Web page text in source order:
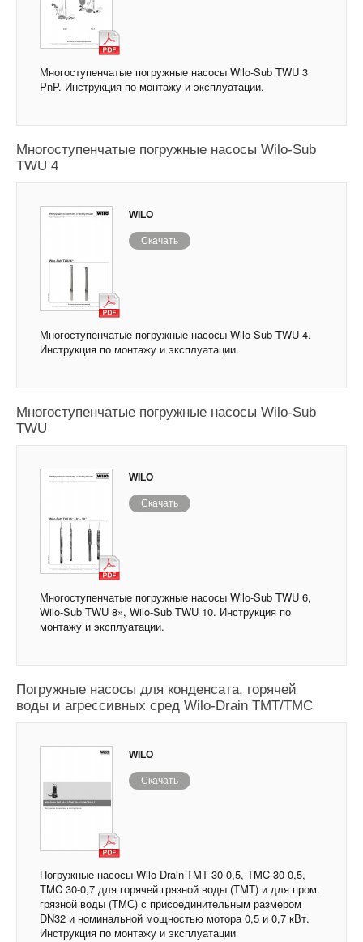
Многоступенчатые погружные насосы Wilo-Sub TWU 3
PnP. Инструкция по монтажу и эксплуатации.
Многоступенчатые погружные насосы Wilo-Sub
TWU 4
WILO
Скачать
Многоступенчатые погружные насосы Wilo-Sub TWU 4.
Инструкция по монтажу и эксплуатации.
Многоступенчатые погружные насосы Wilo-Sub
TWU
WILO
Скачать
Многоступенчатые погружные насосы Wilo-Sub TWU 6,
Wilo-Sub TWU 8», Wilo-Sub TWU 10. Инструкция по
монтажу и эксплуатации.
Погружные насосы для конденсата, горячей
воды и агрессивных сред Wilo-Drain TMT/TMC
WILO
Скачать
Погружные насосы Wilo-Drain-TMT 30-0,5, TMC 30-0,5,
TMC 30-0,7 для горячей грязной воды (TMT) и для пром.
грязной воды (TMС) с присоединительным размером
DN32 и номинальной мощностью мотора 0,5 и 0,7 кВт.
Инструкция по монтажу и эксплуатации